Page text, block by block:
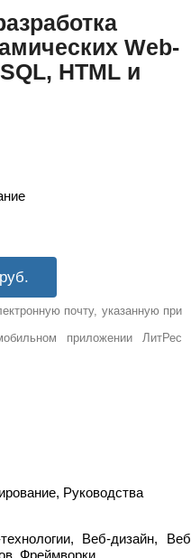
Web-
HTML и
руб.
почту, указанную при
приложении ЛитРес
Руководства
Веб-дизайн,
Фреймворки